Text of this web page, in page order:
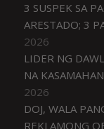
3 SUSPEK SA
ARESTADO; 3
2026
LIDER NG
NA
2026
DOJ, WALA
REKLAMONG